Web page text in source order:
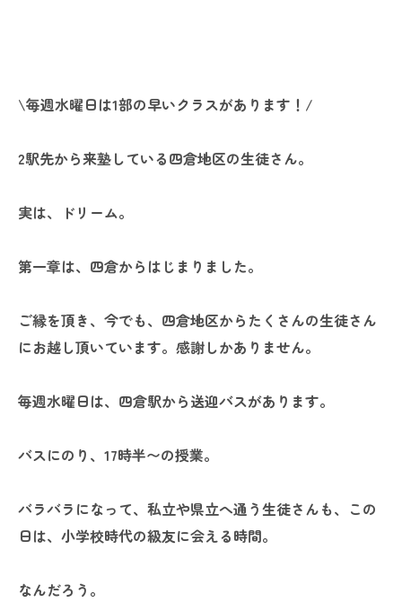
\毎週水曜日は1部の早いクラスがあります！/
2駅先から来塾している四倉地区の生徒さん。
実は、ドリーム。
第一章は、四倉からはじまりました。
ご縁を頂き、今でも、四倉地区からたくさんの生徒さん
にお越し頂いています。感謝しかありません。
毎週水曜日は、四倉駅から送迎バスがあります。
バスにのり、17時半〜の授業。
バラバラになって、私立や県立へ通う生徒さんも、この
日は、小学校時代の級友に会える時間。
なんだろう。